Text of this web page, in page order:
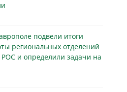
подвели итоги
региональных отделений
и определили задачи на